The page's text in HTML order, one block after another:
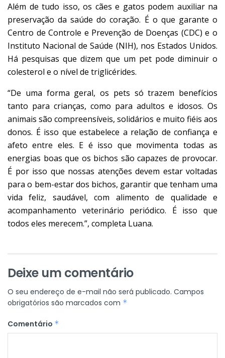
Além de tudo isso, os cães e gatos podem auxiliar na
preservação da saúde do coração. É o que garante o
Centro de Controle e Prevenção de Doenças (CDC) e o
Instituto Nacional de Saúde (NIH), nos Estados Unidos.
Há pesquisas que dizem que um pet pode diminuir o
colesterol e o nível de triglicérides.
“De uma forma geral, os pets só trazem benefícios
tanto para crianças, como para adultos e idosos. Os
animais são compreensíveis, solidários e muito fiéis aos
donos. É isso que estabelece a relação de confiança e
afeto entre eles. E é isso que movimenta todas as
energias boas que os bichos são capazes de provocar.
É por isso que nossas atenções devem estar voltadas
para o bem-estar dos bichos, garantir que tenham uma
vida feliz, saudável, com alimento de qualidade e
acompanhamento veterinário periódico. É isso que
todos eles merecem.”, completa Luana.
Deixe um comentário
O seu endereço de e-mail não será publicado. Campos
obrigatórios são marcados com *
Comentário *